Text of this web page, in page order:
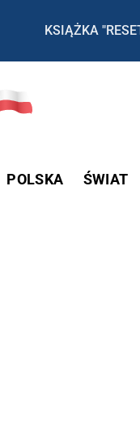
KSIĄŻKA
POLSKA ŚWIAT